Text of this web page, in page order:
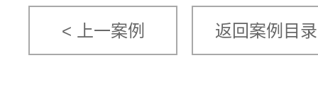
< 上一案例 返回案例目录